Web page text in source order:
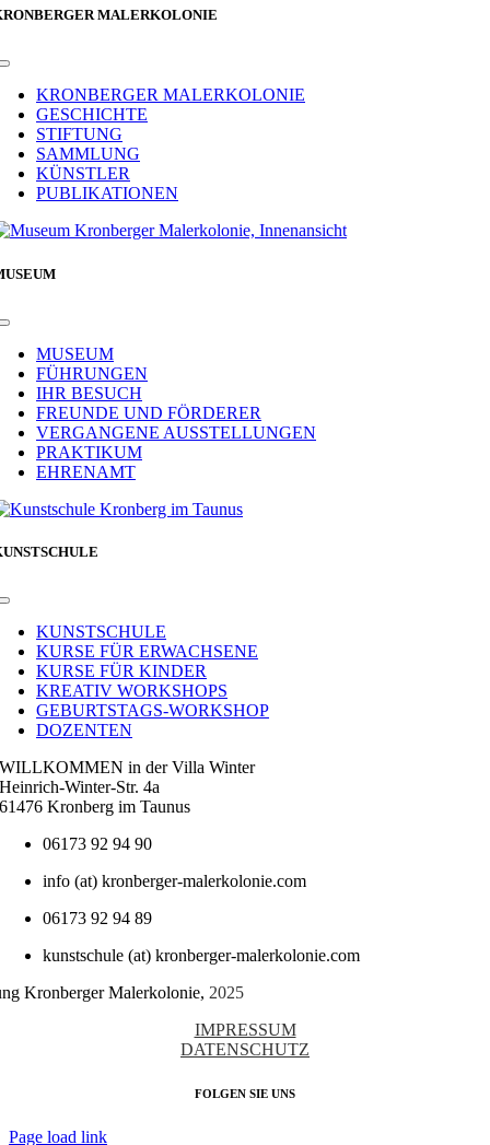
MALERKOLONIE
Toggle
NavigationKRONBERGER MALERKOLONIE
GESCHICHTE
STIFTUNG
SAMMLUNG
KÜNSTLER
PUBLIKATIONEN
Toggle
NavigationMUSEUM
FÜHRUNGEN
IHR BESUCH
FREUNDE UND FÖRDERER
VERGANGENE AUSSTELLUNGEN
PRAKTIKUM
EHRENAMT
Toggle
NavigationKUNSTSCHULE
KURSE FÜR ERWACHSENE
KURSE FÜR KINDER
KREATIV WORKSHOPS
GEBURTSTAGS-WORKSHOP
DOZENTEN
WILLKOMMEN in der Villa Winter
Heinrich-Winter-Str. 4a
61476 Kronberg im Taunus
06173 92 94 90
info (at) kronberger-malerkolonie.com
06173 92 94 89
kunstschule (at) kronberger-malerkolonie.com
Kronberger Malerkolonie, 2025
IMPRESSUM
DATENSCHUTZ
FOLGEN SIE UNS
Page load link